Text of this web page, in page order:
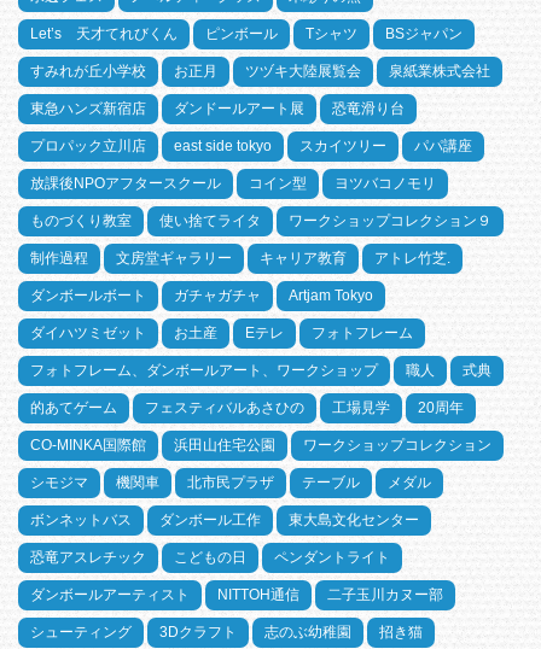
Let’s 天才てれびくん ピンボール Tシャツ BSジャパン
すみれが丘小学校 お正月 ツヅキ大陸展覧会 泉紙業株式会社
東急ハンズ新宿店 ダンドールアート展 恐竜滑り台
プロパック立川店 east side tokyo スカイツリー パパ講座
放課後NPOアフタースクール コイン型 ヨツバコノモリ
ものづくり教室 使い捨てライタ ワークショップコレクション９
制作過程 文房堂ギャラリー キャリア教育 アトレ竹芝.
ダンボールボート ガチャガチャ Artjam Tokyo
ダイハツミゼット お土産 Eテレ フォトフレーム
フォトフレーム、ダンボールアート、ワークショップ 職人 式典
的あてゲーム フェスティバルあさひの 工場見学 20周年
CO-MINKA国際館 浜田山住宅公園 ワークショップコレクション
シモジマ 機関車 北市民プラザ テーブル メダル
ボンネットバス ダンボール工作 東大島文化センター
恐竜アスレチック こどもの日 ペンダントライト
ダンボールアーティスト NITTOH通信 二子玉川カヌー部
シューティング 3Dクラフト 志のぶ幼稚園 招き猫